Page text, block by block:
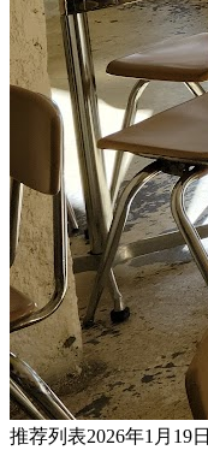
推荐列表2026年1月19日